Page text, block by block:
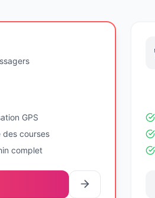
GPS
des courses
complet